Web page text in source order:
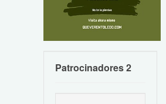
Patrocinadores 2